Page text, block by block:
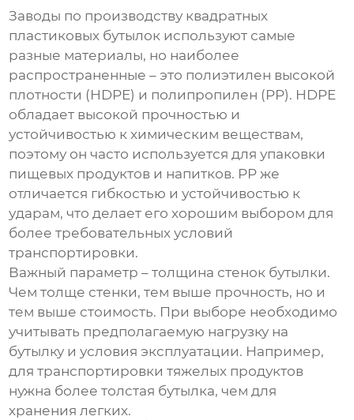
Заводы по производству квадратных
пластиковых бутылок используют самые
разные материалы, но наиболее
распространенные – это полиэтилен высокой
плотности (HDPE) и полипропилен (PP). HDPE
обладает высокой прочностью и
устойчивостью к химическим веществам,
поэтому он часто используется для упаковки
пищевых продуктов и напитков. PP же
отличается гибкостью и устойчивостью к
ударам, что делает его хорошим выбором для
более требовательных условий
транспортировки.
Важный параметр – толщина стенок бутылки.
Чем толще стенки, тем выше прочность, но и
тем выше стоимость. При выборе необходимо
учитывать предполагаемую нагрузку на
бутылку и условия эксплуатации. Например,
для транспортировки тяжелых продуктов
нужна более толстая бутылка, чем для
хранения легких.